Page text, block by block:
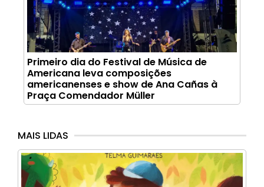
Primeiro dia do Festival de Música de
Americana leva composições
americanenses e show de Ana Cañas à
Praça Comendador Müller
MAIS LIDAS